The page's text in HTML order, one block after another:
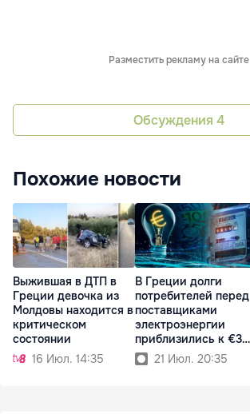
Разместить рекламу на сайте
Обсуждения 4
Похожие новости
Выжившая в ДТП в
Греции девочка из
Молдовы находится в
критическом
состоянии
16 Июл. 14:35
В Греции долги
потребителей перед
поставщиками
электроэнергии
приблизились к €3
млрд21 Июл. 20:35